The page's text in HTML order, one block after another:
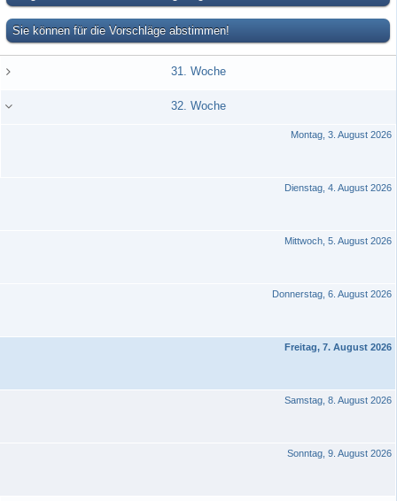
Sie können für die Vorschläge abstimmen!
31. Woche
32. Woche
Montag, 3. August 2026
Dienstag, 4. August 2026
Mittwoch, 5. August 2026
Donnerstag, 6. August 2026
Freitag, 7. August 2026
Samstag, 8. August 2026
Sonntag, 9. August 2026